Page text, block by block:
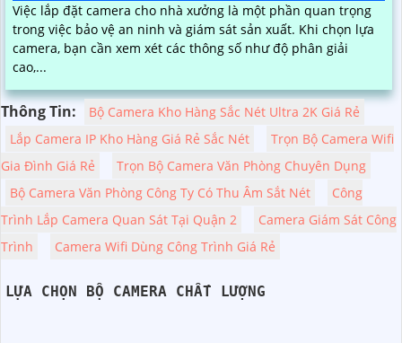
Việc lắp đặt camera cho nhà xưởng là một phần quan trọng
trong việc bảo vệ an ninh và giám sát sản xuất. Khi chọn lựa
camera, bạn cần xem xét các thông số như độ phân giải
cao,...
Thông Tin:
Bộ Camera Kho Hàng Sắc Nét Ultra 2K Giá Rẻ
Lắp Camera IP Kho Hàng Giá Rẻ Sắc Nét
Trọn Bộ Camera Wifi
Gia Đình Giá Rẻ
Trọn Bộ Camera Văn Phòng Chuyên Dụng
Bộ Camera Văn Phòng Công Ty Có Thu Âm Sắt Nét
Công
Trình Lắp Camera Quan Sát Tại Quận 2
Camera Giám Sát Công
Trình
Camera Wifi Dùng Công Trình Giá Rẻ
LỰA CHỌN BỘ CAMERA CHẤT LƯỢNG